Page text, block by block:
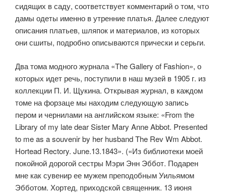
сидящих в саду, соответствует комментарий о том, что
дамы одеты именно в утренние платья. Далее следуют
описания платьев, шляпок и материалов, из которых
они сшиты, подробно описываются прически и серьги.
Два тома модного журнала «The Gallery of Fashion», о
которых идет речь, поступили в наш музей в 1905 г. из
коллекции П. И. Щукина. Открывая журнал, в каждом
томе на форзаце мы находим следующую запись
пером и чернилами на английском языке: «From the
Library of my late dear Sister Mary Anne Abbot. Presented
to me as a souvenir by her husband The Rev Wm Abbot.
Hortead Rectory. June.13.1843». («Из библиотеки моей
покойной дорогой сестры Мэри Энн Эббот. Подарен
мне как сувенир ее мужем преподобным Уильямом
Эбботом. Хортед, приходской священник. 13 июня